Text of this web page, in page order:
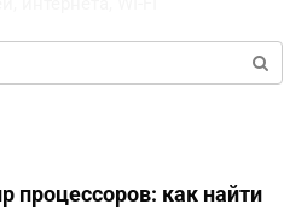
процессоров: как найти